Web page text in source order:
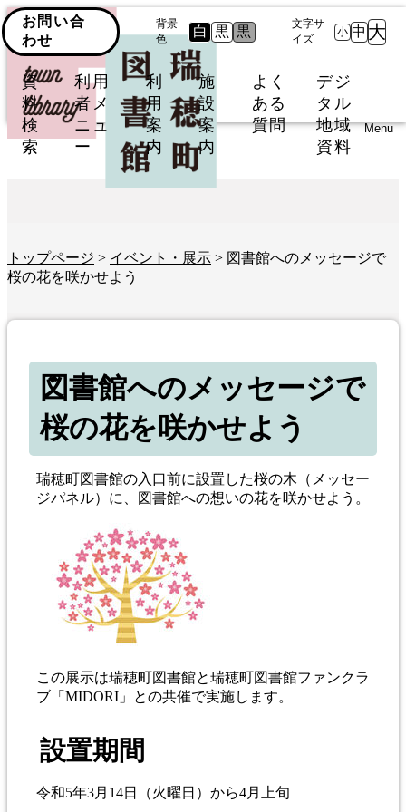
お問い合
わせ
背景
色
白 黒 黒
文字サ
イズ
小 中 大
資
料
検
索
利用
者メ
ニュ
ー
利
用
案
内
施
設
案
内
よく
ある
質問
デジ
タル
地域
資料
Menu
トップページ > イベント・展示 > 図書館へのメッセージで
桜の花を咲かせよう
図書館へのメッセージで
桜の花を咲かせよう
瑞穂町図書館の入口前に設置した桜の木（メッセー
ジパネル）に、図書館への想いの花を咲かせよう。
この展示は瑞穂町図書館と瑞穂町図書館ファンクラ
ブ「MIDORI」との共催で実施します。
設置期間
令和5年3月14日（火曜日）から4月上旬